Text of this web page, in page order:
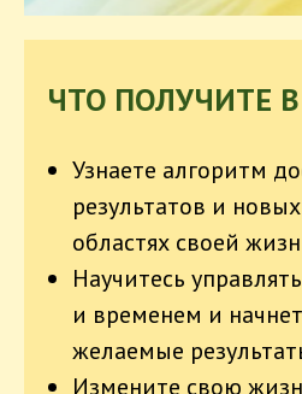
ЧТО ПОЛУЧИТЕ В
Узнаете алгоритм
результатов и
областях своей
Научитесь
и временем и
желаемые
Измените свою